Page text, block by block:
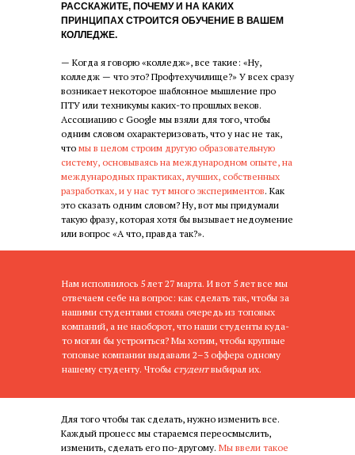
РАССКАЖИТЕ, ПОЧЕМУ И НА КАКИХ
ПРИНЦИПАХ СТРОИТСЯ ОБУЧЕНИЕ В ВАШЕМ
КОЛЛЕДЖЕ.
— Когда я говорю «колледж», все такие: «Ну,
колледж — что это? Профтехучилище?» У всех сразу
возникает некоторое шаблонное мышление про
ПТУ или техникумы каких-то прошлых веков.
Ассоциацию с Google мы взяли для того, чтобы
одним словом охарактеризовать, что у нас не так,
что мы в целом строим другую образовательную
систему, основываясь на международном опыте, на
международных практиках, лучших, собственных
разработках, и у нас тут много экспериментов. Как
это сказать одним словом? Ну, вот мы придумали
такую фразу, которая хотя бы вызывает недоумение
или вопрос «А что, правда так?».
Нам исполнилось 5 лет 27 марта. И вот 5 лет все мы
отвечаем себе на вопрос: как сделать так, чтобы за
нашими студентами стояла очередь из топовых
компаний, а не наоборот, что наши студенты куда-
то могли бы устроиться? Мы хотим, чтобы крупные
топовые компании выдавали 2–3 оффера одному
нашему студенту. Чтобы студентвыбирал их.
Для того чтобы так сделать, нужно изменить все.
Каждый процесс мы стараемся переосмыслить,
изменить, сделать его по-другому. Мы ввели такое